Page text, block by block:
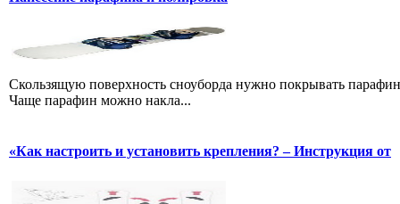
Скользящую поверхность сноуборда нужно покрывать
Чаще парафин можно накла...
«Как настроить и установить крепления? – Инструкция от